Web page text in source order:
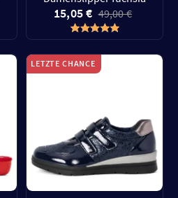
15,05 € 49,00 €
LETZTE CHANCE